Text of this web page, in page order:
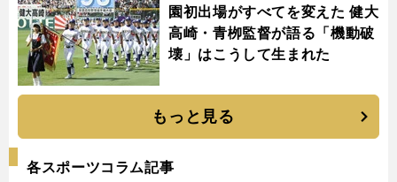
園初出場がすべてを変えた 健大
高崎・青栁監督が語る「機動破
壊」はこうして生まれた
もっと見る
各スポーツコラム記事